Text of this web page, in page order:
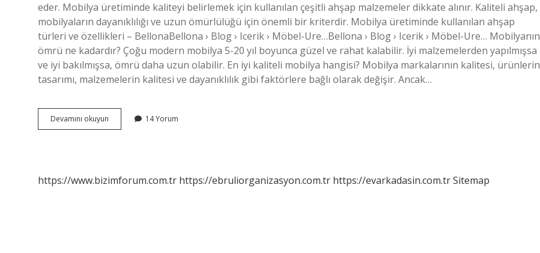
eder. Mobilya üretiminde kaliteyi belirlemek için kullanılan çeşitli ahşap malzemeler dikkate alınır. Kaliteli ahşap,
mobilyaların dayanıklılığı ve uzun ömürlülüğü için önemli bir kriterdir. Mobilya üretiminde kullanılan ahşap
türleri ve özellikleri – BellonaBellona › Blog › Icerik › Möbel-Ure…Bellona › Blog › Icerik › Möbel-Ure… Mobilyanın
ömrü ne kadardır? Çoğu modern mobilya 5-20 yıl boyunca güzel ve rahat kalabilir. İyi malzemelerden yapılmışsa
ve iyi bakılmışsa, ömrü daha uzun olabilir. En iyi kaliteli mobilya hangisi? Mobilya markalarının kalitesi, ürünlerin
tasarımı, malzemelerin kalitesi ve dayanıklılık gibi faktörlere bağlı olarak değişir. Ancak…
Devamını okuyun Mobilyanın
Sağlam
14 Yorum
https://www.bizimforum.com.tr https://ebruliorganizasyon.com.tr https://evarkadasin.com.trSitemap